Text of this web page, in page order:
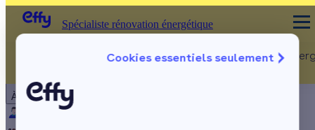
Cookies essentiels seulement
À propos
Spécialiste rénovation énergétique Rénovation
Spécialiste rénovation énergétique